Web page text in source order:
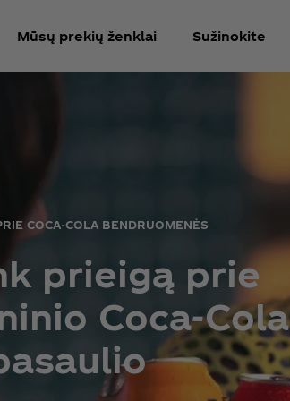
Mūsų prekių ženklai Sužinokite
COCA‑COLA BENDRUOMENĖS
prieigą prie
Coca‑Cola